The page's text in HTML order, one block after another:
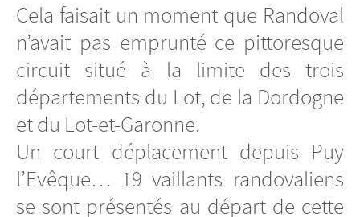
Cela faisait un moment que Randoval
n’avait pas emprunté ce pittoresque
circuit situé à la limite des trois
départements du Lot, de la Dordogne
et du Lot-et-Garonne.
Un court déplacement depuis Puy
l’Evêque… 19 vaillants randovaliens
se sont présentés au départ de cette